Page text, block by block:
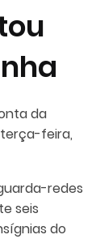
da
feira,
redes
seis
do